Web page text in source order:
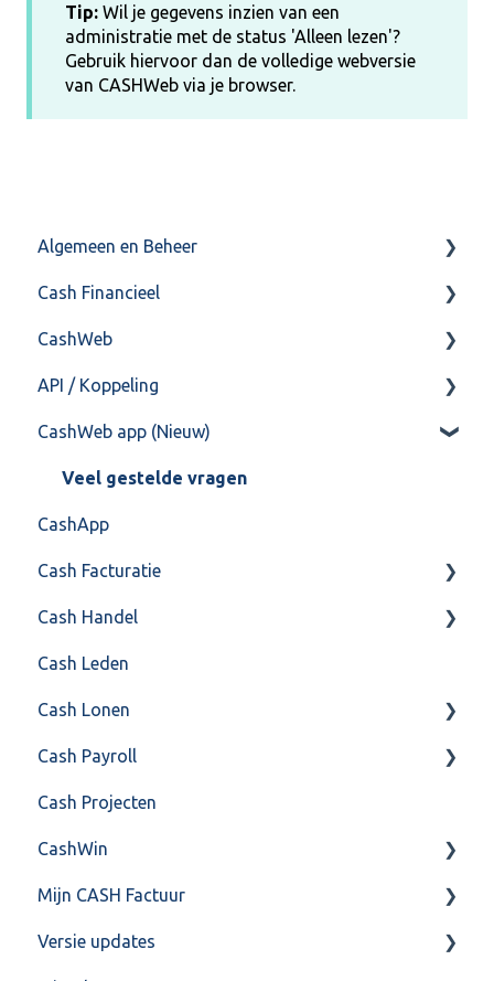
Tip: Wil je gegevens inzien van een
administratie met de status 'Alleen lezen'?
Gebruik hiervoor dan de volledige webversie
van CASHWeb via je browser.
Algemeen en Beheer
Bank(koppeling)
Import/Export
Postbus
Training & Consultancy
Overig
Cash Financieel
Boekhoud
Fiscaal
Overig
CashWeb
CashHero Layout
Mailen vanuit CASHWeb
Algemeen gebruik
API / Koppeling
Algemeen
Api 3.0 (SOAP API)
API 4.0 (REST API)
CashWeb app (Nieuw)
Veel gestelde vragen
CashApp
Cash Facturatie
Factureren
Instellingen
Algemeen
Formulierlayout
Cash Handel
Inkoop
Verkoop
Voorraad
Overig
VoorraadService & Onderhoud
Cash Leden
Cash Lonen
Algemeen
Inrichting
Jaarafsluiting
Salarisberekening
Overig
Cash Payroll
Aangifte
Algemeen
Basis Training
Berekening
Cash Projecten
CashWin
Overig
Mijn CASH Factuur
Facturatie Loonportal( CASH Lonen)
Versie updates